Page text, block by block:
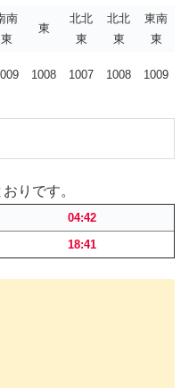
南
東
東
北北
東
北北
東
東南
東
1008 1007 1008 1009
りです。
04:42
18:41